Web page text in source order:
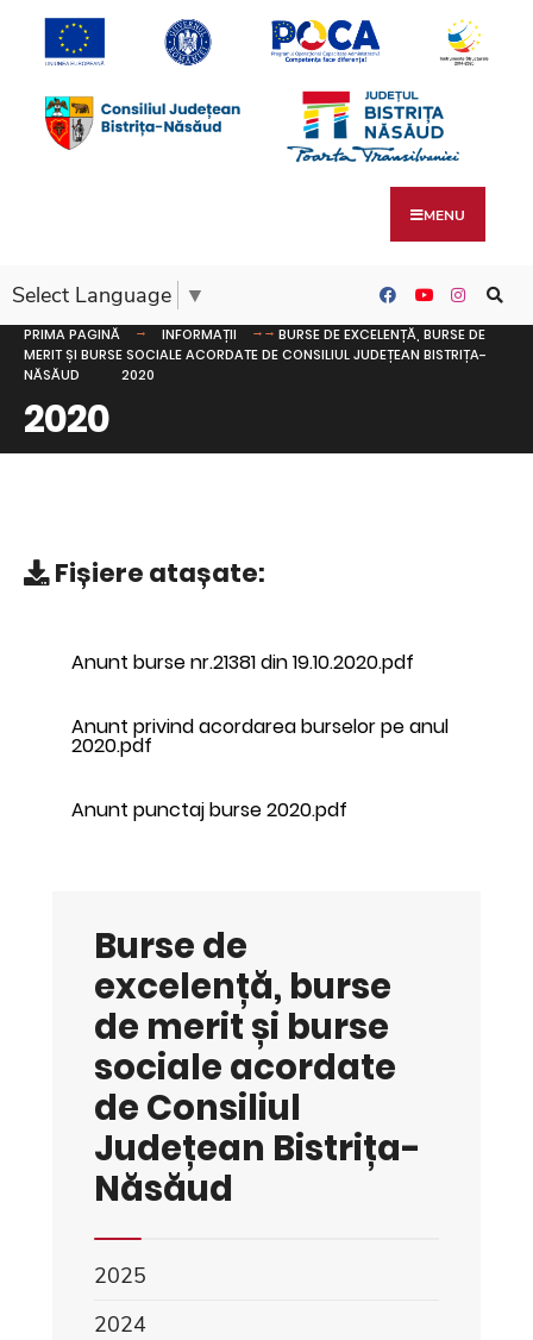
MENU
Select Language ▼
PRIMA PAGINĂ INFORMAȚII
BURSE DE EXCELENȚĂ, BURSE DE
MERIT ȘI BURSE SOCIALE ACORDATE DE CONSILIUL JUDEȚEAN BISTRIȚA-
NĂSĂUD
2020
2020
Fișiere atașate:
Anunt burse nr.21381 din 19.10.2020.pdf
Anunt privind acordarea burselor pe anul
2020.pdf
Anunt punctaj burse 2020.pdf
Burse de
excelență, burse
de merit și burse
sociale acordate
de Consiliul
Județean Bistrița-
Năsăud
2025
2024